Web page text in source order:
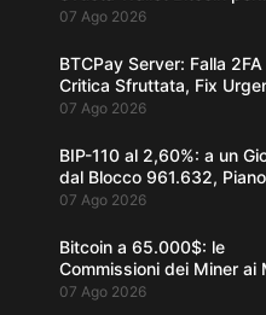
$5,7M
07 Ago 2026
BTCPay Server: Falla 2FA
Critica Sfruttata, Fix
alla 2.4.2
07 Ago 2026
BIP-110 al 2,60%: a un
dal Blocco 961.632,
07 Ago 2026
Bitcoin a 65.000$: le
Commissioni dei Miner ai
da un Decennio
07 Ago 2026